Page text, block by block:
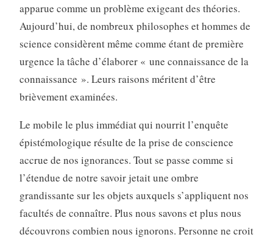
apparue comme un problème exigeant des théories.
Aujourd’hui, de nombreux philosophes et hommes de
science considèrent même comme étant de première
urgence la tâche d’élaborer « une connaissance de la
connaissance ». Leurs raisons méritent d’être
brièvement examinées.
Le mobile le plus immédiat qui nourrit l’enquête
épistémologique résulte de la prise de conscience
accrue de nos ignorances. Tout se passe comme si
l’étendue de notre savoir jetait une ombre
grandissante sur les objets auxquels s’appliquent nos
facultés de connaître. Plus nous savons et plus nous
découvrons combien nous ignorons. Personne ne croit